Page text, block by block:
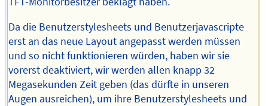
Da die Benutzerstylesheets und Benutzerjavascripte
erst an das neue Layout angepasst werden müssen
und so nicht funktionieren würden, haben wir sie
vorerst deaktiviert, wir werden allen knapp 32
Megasekunden Zeit geben (das dürfte in unseren
Augen ausreichen), um ihre Benutzerstylesheets und